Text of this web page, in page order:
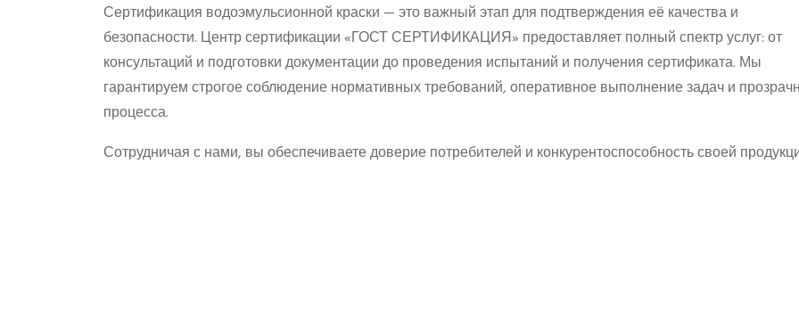
Сертификация водоэмульсионной краски — это важный этап для подтверждения её качества и
безопасности. Центр сертификации «ГОСТ СЕРТИФИКАЦИЯ» предоставляет полный спектр услуг: от
консультаций и подготовки документации до проведения испытаний и получения сертификата. Мы
гарантируем строгое соблюдение нормативных требований, оперативное выполнение задач и
процесса.
Сотрудничая с нами, вы обеспечиваете доверие потребителей и конкурентоспособность своей